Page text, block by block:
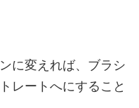
に変えれば、ブラシ
レートへにすること